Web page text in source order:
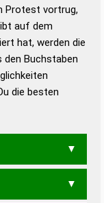
in 12 Bänden
gutes
Grammatik
Protest vortrug,
auf dem
hat, werden die
Buchstaben
die besten